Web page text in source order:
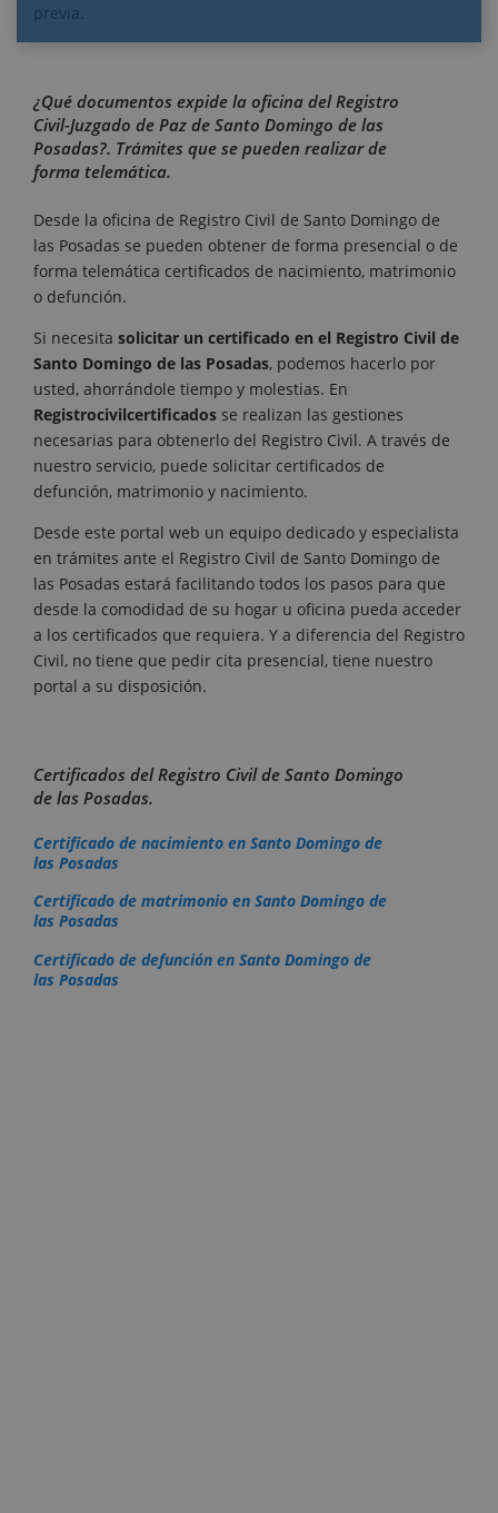
previa.
¿Qué documentos expide la oficina del Registro
Civil-Juzgado de Paz de Santo Domingo de las
Posadas?. Trámites que se pueden realizar de
forma telemática.
Desde la oficina de Registro Civil de Santo Domingo de
las Posadas se pueden obtener de forma presencial o de
forma telemática certificados de nacimiento, matrimonio
o defunción.
Si necesita solicitar un certificado en el Registro Civil de
Santo Domingo de las Posadas, podemos hacerlo por
usted, ahorrándole tiempo y molestias. En
Registrocivilcertificados se realizan las gestiones
necesarias para obtenerlo del Registro Civil. A través de
nuestro servicio, puede solicitar certificados de
defunción, matrimonio y nacimiento.
Desde este portal web un equipo dedicado y especialista
en trámites ante el Registro Civil de Santo Domingo de
las Posadas estará facilitando todos los pasos para que
desde la comodidad de su hogar u oficina pueda acceder
a los certificados que requiera. Y a diferencia del Registro
Civil, no tiene que pedir cita presencial, tiene nuestro
portal a su disposición.
Certificados del Registro Civil de Santo Domingo
de las Posadas.
Certificado de nacimiento en Santo Domingo de
las Posadas
Certificado de matrimonio en Santo Domingo de
las Posadas
Certificado de defunción en Santo Domingo de
las Posadas